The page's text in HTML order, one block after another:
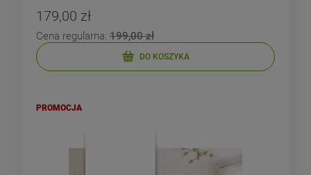
179,00 zł
Cena regularna: 199,00 zł
DO KOSZYKA
PROMOCJA